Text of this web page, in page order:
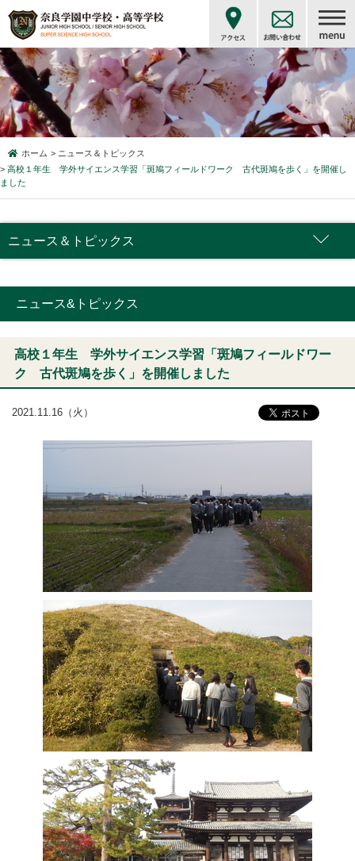
ホーム
ニュース＆トピックス
高校１年生 学外サイエンス学習「斑鳩フィールドワーク 古代斑鳩を歩く」を開催し
ました
ニュース＆トピックス
ニュース&トピックス
高校１年生 学外サイエンス学習「斑鳩フィールドワー
ク 古代斑鳩を歩く」を開催しました
2021.11.16（火）